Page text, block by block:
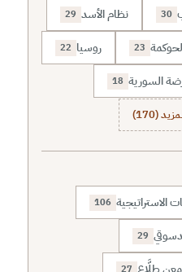
30 نظام الأسد 29
23 روسيا 22
السورية 18
(170)
الاستراتيجية 106
29
27